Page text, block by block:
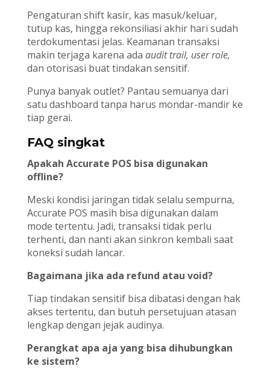
Pengaturan shift kasir, kas masuk/keluar,
tutup kas, hingga rekonsiliasi akhir hari sudah
terdokumentasi jelas. Keamanan transaksi
makin terjaga karena ada audit trail, user role,
dan otorisasi buat tindakan sensitif.
Punya banyak outlet? Pantau semuanya dari
satu dashboard tanpa harus mondar-mandir ke
tiap gerai.
FAQ singkat
Apakah Accurate POS bisa digunakan
offline?
Meski kondisi jaringan tidak selalu sempurna,
Accurate POS masih bisa digunakan dalam
mode tertentu. Jadi, transaksi tidak perlu
terhenti, dan nanti akan sinkron kembali saat
koneksi sudah lancar.
Bagaimana jika ada refund atau void?
Tiap tindakan sensitif bisa dibatasi dengan hak
akses tertentu, dan butuh persetujuan atasan
lengkap dengan jejak audinya.
Perangkat apa aja yang bisa dihubungkan
ke sistem?